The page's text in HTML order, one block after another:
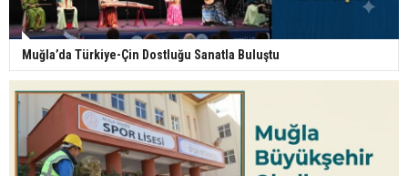
Muğla’da Türkiye-Çin Dostluğu Sanatla Buluştu